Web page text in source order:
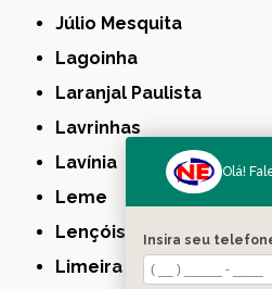
Júlio Mesquita
Lagoinha
Laranjal Paulista
Lavrinhas
Lavínia
Leme
Lençóis Paulista
Limeira
Olá!
Insira seu